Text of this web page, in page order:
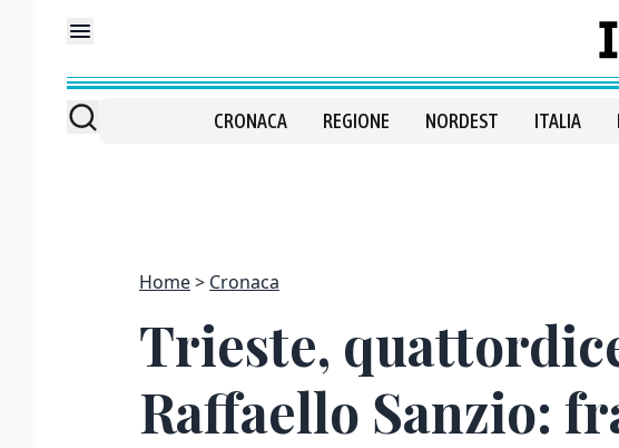
CRONACA REGIONE NORDEST ITALIA
Home Cronaca
Trieste,
Raffaello Sanzio: